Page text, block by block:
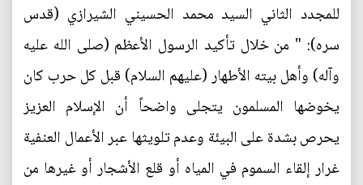
للمجدد الثاني السيد محمد الحسيني الشيرازي (قدس
سره): " من خلال تأكيد الرسول الأعظم (صلى الله عليه
وآله) وأهل بيته الأطهار (عليهم السلام) قبل كل حرب كان
يخوضها المسلمون يتجلى واضحاً أن الإسلام العزيز
يحرص بشدة على البيئة وعدم تلويثها عبر الأعمال العنفية
غرار إلقاء السموم في المياه أو قلع الأشجار أو غيرها من